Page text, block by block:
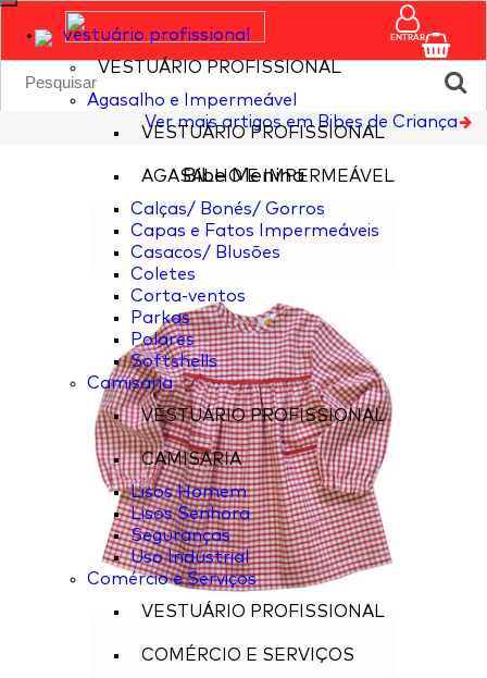
vestuário profissional
VESTUÁRIO PROFISSIONAL
Agasalho e Impermeável
VESTUÁRIO PROFISSIONAL
AGASALHO E IMPERMEÁVEL
Calças/ Bonés/ Gorros
Capas e Fatos Impermeáveis
Casacos/ Blusões
Coletes
Corta-ventos
Parkas
Polares
Softshells
Camisaria
VESTUÁRIO PROFISSIONAL
CAMISARIA
Lisos Homem
Lisos Senhora
Seguranças
Uso Industrial
Comércio e Serviços
VESTUÁRIO PROFISSIONAL
COMÉRCIO E SERVIÇOS
ENTRAR
Ver mais artigos em Bibes de Criança
Bibe Menina